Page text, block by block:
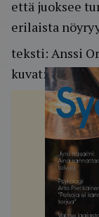
että juoksee
erilaista
teksti: Anssi
kuvat: Juha